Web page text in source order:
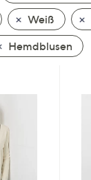
Weiß
Hemdblusen